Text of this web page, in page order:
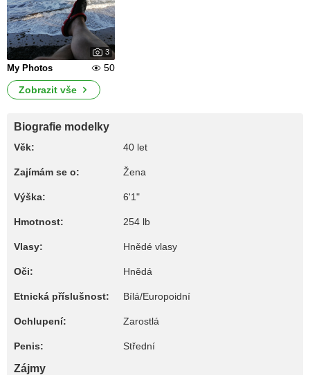
3
My Photos
50
Zobrazit vše
Biografie modelky
Věk: 40 let
Zajímám se o: Žena
Výška: 6'1"
Hmotnost: 254 lb
Vlasy: Hnědé vlasy
Oči: Hnědá
Etnická příslušnost: Bílá/Europoidní
Ochlupení: Zarostlá
Penis: Střední
Zájmy